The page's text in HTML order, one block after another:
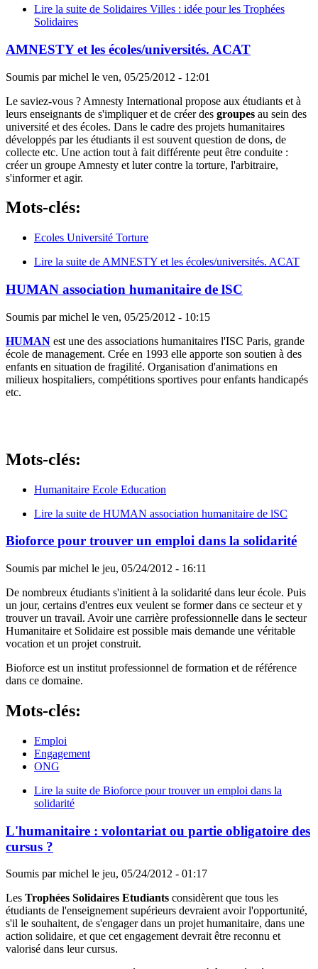
Lire la suite de Solidaires Villes : idée pour les Trophées
Solidaires
AMNESTY et les écoles/universités. ACAT
Soumis parmichel le ven, 05/25/2012 - 12:01
Le saviez-vous ? Amnesty International propose aux étudiants et à
leurs enseignants de s'impliquer et de créer des groupes au sein des
université et des écoles. Dans le cadre des projets humanitaires
développés par les étudiants il est souvent question de dons, de
collecte etc. Une action tout à fait différente peut être conduite :
créer un groupe Amnesty et luter contre la torture, l'arbitraire,
s'informer et agir.
Mots-clés:
Ecoles Université Torture
Lire la suite de AMNESTY et les écoles/universités. ACAT
HUMAN association humanitaire de lSC
Soumis parmichel le ven, 05/25/2012 - 10:15
HUMAN est une des associations humanitaires l'ISC Paris, grande
école de management. Crée en 1993 elle apporte son soutien à des
enfants en situation de fragilité. Organisation d'animations en
milieux hospitaliers, compétitions sportives pour enfants handicapés
etc.
Mots-clés:
Humanitaire Ecole Education
Lire la suite de HUMAN association humanitaire de lSC
Bioforce pour trouver un emploi dans la solidarité
Soumis parmichel le jeu, 05/24/2012 - 16:11
De nombreux étudiants s'initient à la solidarité dans leur école. Puis
un jour, certains d'entres eux veulent se former dans ce secteur et y
trouver un travail. Avoir une carrière professionnelle dans le secteur
Humanitaire et Solidaire est possible mais demande une véritable
vocation et un projet construit.
Bioforce est un institut professionnel de formation et de référence
dans ce domaine.
Mots-clés:
Emploi
Engagement
ONG
Lire la suite de Bioforce pour trouver un emploi dans la
solidarité
L'humanitaire : volontariat ou partie obligatoire des
cursus ?
Soumis parmichel le jeu, 05/24/2012 - 01:17
Les Trophées Solidaires Etudiants considèrent que tous les
étudiants de l'enseignement supérieurs devraient avoir l'opportunité,
s'il le souhaitent, de s'engager dans un projet humanitaire, dans une
action solidaire, et que cet engagement devrait être reconnu et
valorisé dans leur cursus.